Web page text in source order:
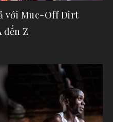
với Muc-Off Dirt
đến Z